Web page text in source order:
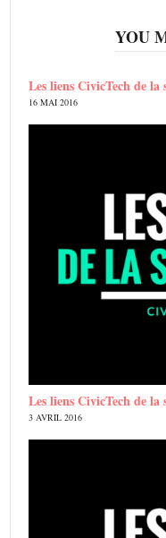
YOU
Les liens CivicTech de la
16 MAI 2016
Les liens CivicTech de la
3 AVRIL 2016